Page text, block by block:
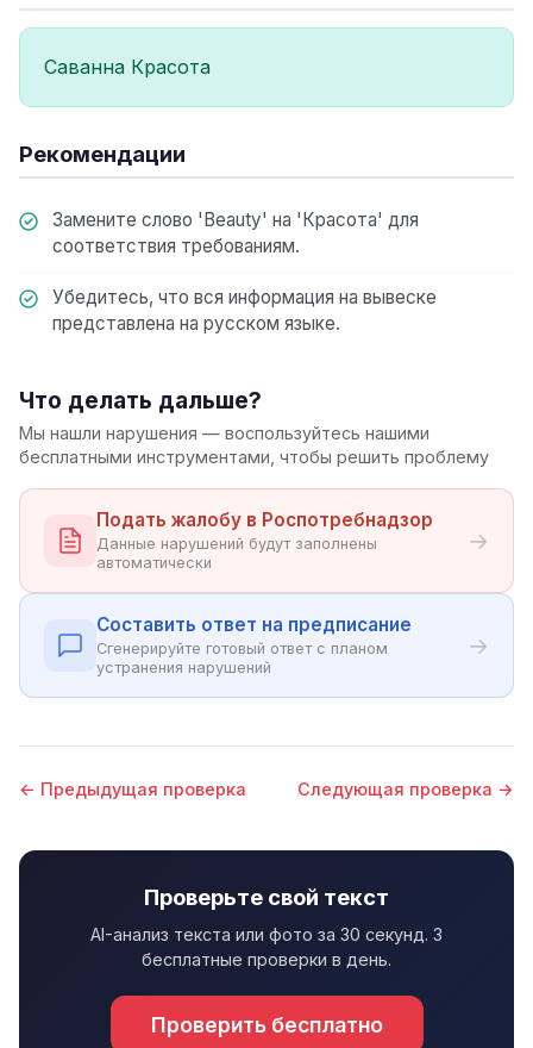
Саванна Красота
Рекомендации
Замените слово 'Beauty' на 'Красота' для
соответствия требованиям.
Убедитесь, что вся информация на вывеске
представлена на русском языке.
Что делать дальше?
Мы нашли нарушения — воспользуйтесь нашими
бесплатными инструментами, чтобы решить проблему
Подать жалобу в Роспотребнадзор
Данные нарушений будут заполнены
автоматически
→
Составить ответ на предписание
Сгенерируйте готовый ответ с планом
устранения нарушений
→
← Предыдущая проверка Следующая проверка →
Проверьте свой текст
AI-анализ текста или фото за 30 секунд. 3
бесплатные проверки в день.
Проверить бесплатно